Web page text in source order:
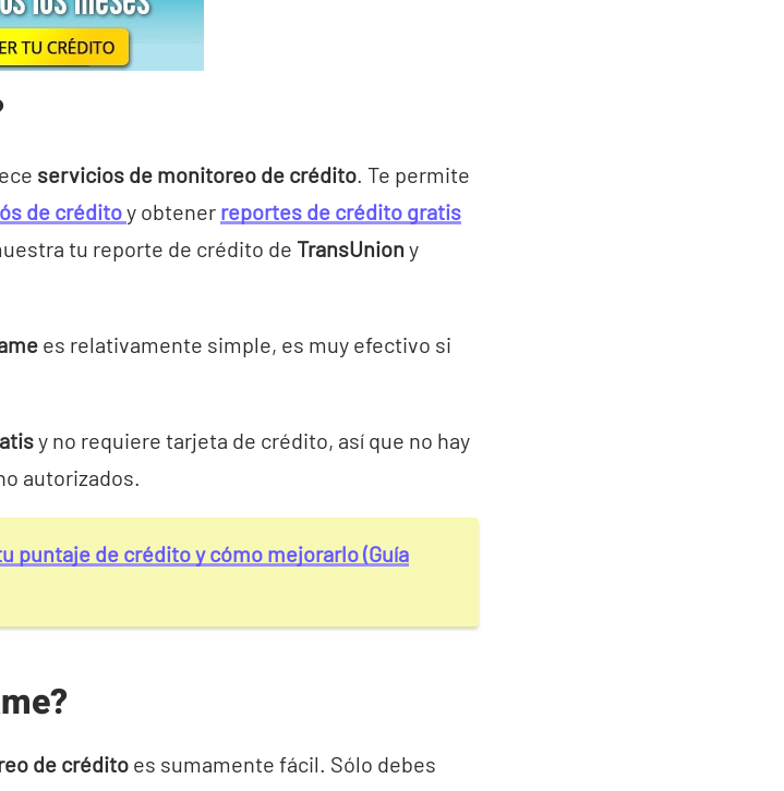
servicios de monitoreo de crédito. Te permite
de créditoy obtener reportes de crédito gratis
tu reporte de crédito de TransUnion y
es relativamente simple, es muy efectivo si
y no requiere tarjeta de crédito, así que no hay
autorizados.
puntaje de crédito y cómo mejorarlo (Guía
de crédito es sumamente fácil. Sólo debes